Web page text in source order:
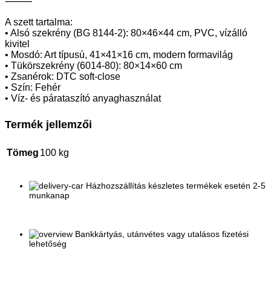
A szett tartalma:
• Alsó szekrény (BG 8144-2): 80×46×44 cm, PVC, vízálló
kivitel
• Mosdó: Art típusú, 41×41×16 cm, modern formavilág
• Tükörszekrény (6014-80): 80×14×60 cm
• Zsanérok: DTC soft-close
• Szín: Fehér
• Víz- és párataszító anyaghasználat
Termék jellemzői
Tömeg 100 kg
Házhozszállítás készletes termékek esetén 2-5
munkanap
Bankkártyás, utánvétes vagy utalásos fizetési
lehetőség